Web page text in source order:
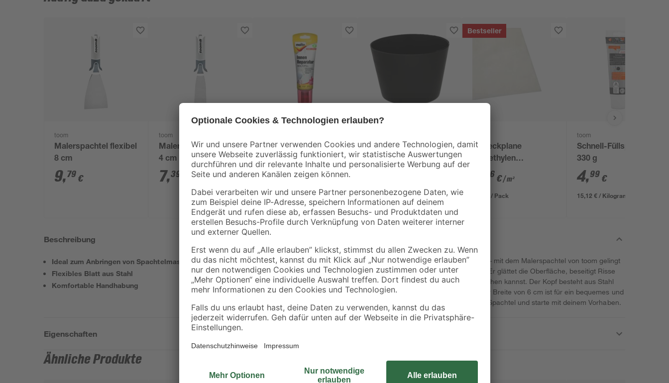
toom
Malerspachtel flexibel
8 cm
9,79 €
toom
Malerspachtel flexibel
4 cm
7,39
Fertigspachtelmasse
'Moltofill' 0,33 kg
4,99 €
15,12 € / Kilogramm
Gipsschüssel
schwarz Ø 130 mm
Bestseller
Abdeckplane
Polyethylen
transparent 4 x 5 m
06 €/ m²
1,29 € / Pack
toom
Schnell-Füllspachtel
330 g
4,99 €
15,12 € / Kilogramm
Beschreibung
Ideal zum Anbringen von Spachtelmasse
Flexibles Blatt aus Stahl
Komfortable Handhabung
Egal ob Wand, Decke oder andere Oberflächen - mit dem Malerspachtel von toom gelingt
dir das Auftragen von Spachtelmasse mühelos. Er glättet die Oberfläche, beseitigt Risse
und Unebenheiten, damit du anschließend streichen kannst. Der Kopf besteht aus Stahl
und ist besonders robust und langlebig. Mit einer Breite von 6 cm ist für ein bequemes und
effizientes Arbeiten gesorgt. Hol dir jetzt deinen Spachtel und starte mit deinem Vorhaben.
Eigenschaften
Ähnliche Produkte